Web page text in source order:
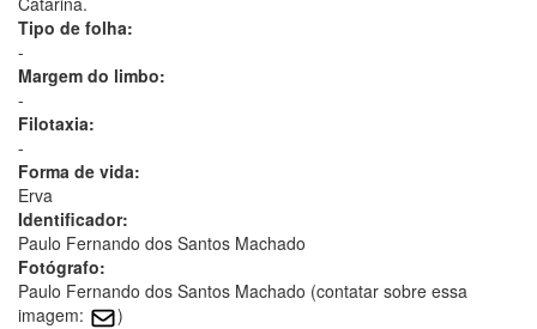
Tipo de folha:
-
Margem do limbo:
-
Filotaxia:
-
Forma de vida:
Erva
Identificador:
Paulo Fernando dos Santos Machado
Fotógrafo:
Paulo Fernando dos Santos Machado (contatar sobre essa
imagem:
)